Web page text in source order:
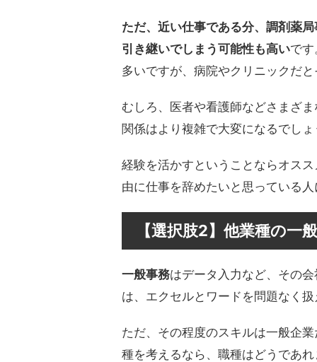
ただ、近い仕事である分、調剤薬
引き継いでしまう可能性も高いで
多いですが、病院やクリニックだ
むしろ、医者や看護師などさまざ
関係はより複雑で大変になるでし
経験を活かすということならオス
由に仕事を辞めたいと思っている
【選択肢2】他業種の一
一般事務はデータ入力など、その
は、エクセルとワードを問題なく
ただ、その程度のスキルは一般企
種を考えるなら、職種はどうであ